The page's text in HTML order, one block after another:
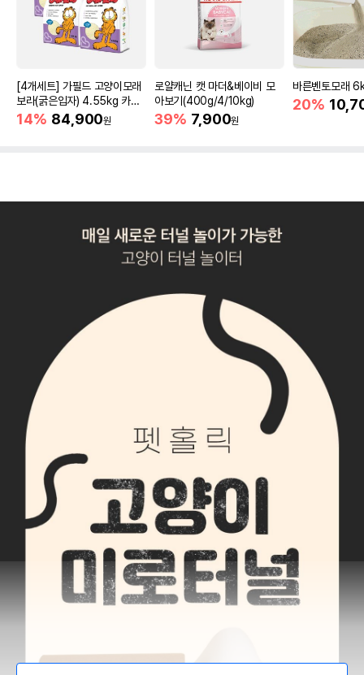
[4개세트] 가필드 고양이모래
보라(굵은입자) 4.55kg 카사
바모래
14% 84,900원
로얄캐닌 캣 마더&베이비 모
아보기(400g/4/10kg)
39% 7,900원
바른벤토모래
20%